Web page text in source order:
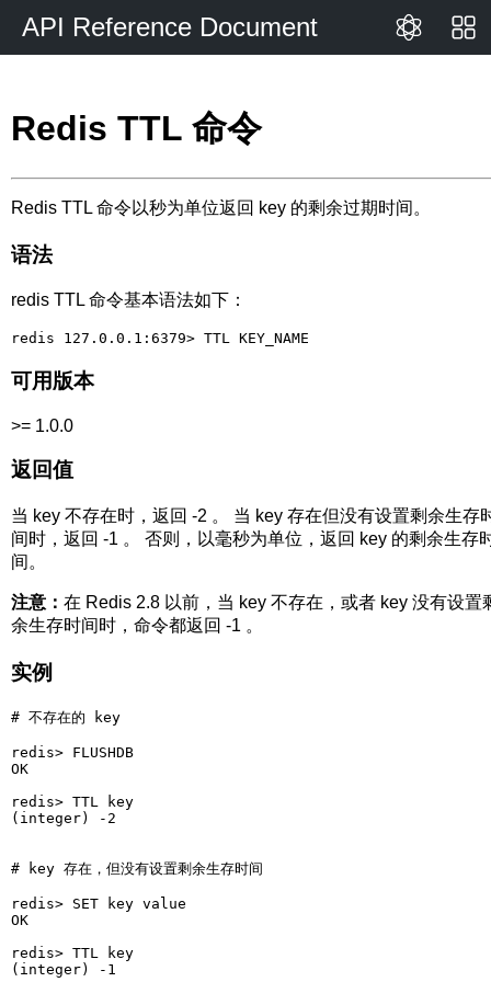
API Reference Document
Redis TTL 命令
Redis TTL 命令以秒为单位返回 key 的剩余过期时间。
语法
redis TTL 命令基本语法如下：
可用版本
>= 1.0.0
返回值
当 key 不存在时，返回 -2 。 当 key 存在但没有设置剩余生存
间时，返回 -1 。 否则，以毫秒为单位，返回 key 的剩余生存
间。
注意： 在 Redis 2.8 以前，当 key 不存在，或者 key 没有设置
余生存时间时，命令都返回 -1 。
实例
# 不存在的 key
redis> FLUSHDB
OK
redis> TTL key
(integer) -2
# key 存在，但没有设置剩余生存时间
redis> SET key value
OK
redis> TTL key
(integer) -1